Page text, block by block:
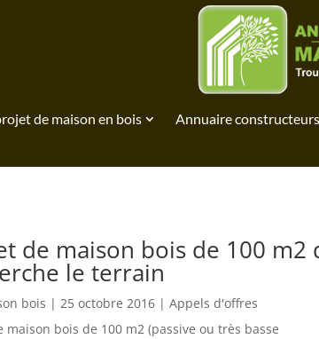
de maison en bois Annuaire
de maison bois de 100 m2
le terrain
bois |25 octobre 2016 |Appels d'offres
maison bois de 100 m2 (passive ou très basse